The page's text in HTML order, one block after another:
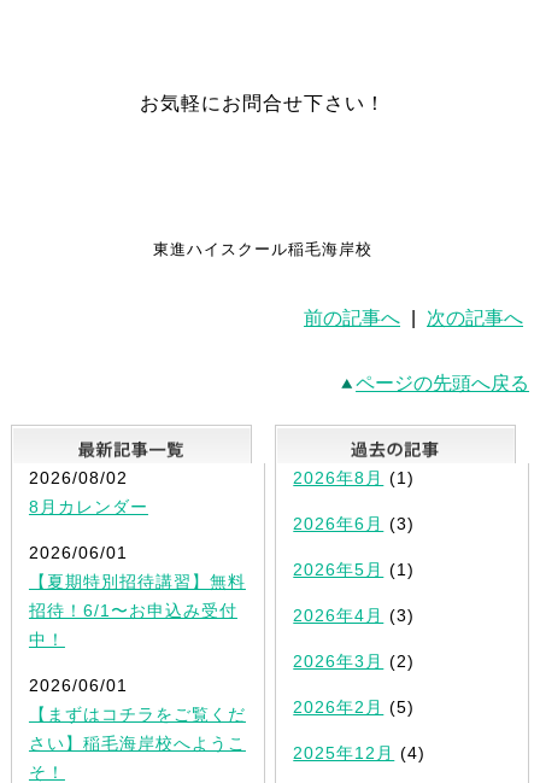
お気軽にお問合せ下さい！
東進ハイスクール稲毛海岸校
前の記事へ 次の記事へ
ページの先頭へ戻る
最新記事一覧
2026/08/02
8月カレンダー
2026/06/01
【夏期特別招待講習】無料
招待！6/1〜お申込み受付
中！
2026/06/01
【まずはコチラをご覧くだ
さい】稲毛海岸校へようこ
そ！
2026年8月 (1)
2026年6月 (3)
2026年5月 (1)
2026年4月 (3)
2026年3月 (2)
2026年2月 (5)
2025年12月 (4)